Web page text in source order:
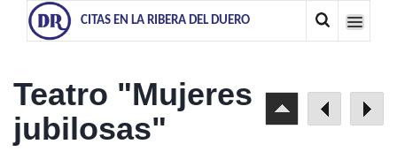
CITAS EN LA RIBERA DEL DUERO
Teatro "Mujeres
jubilosas"